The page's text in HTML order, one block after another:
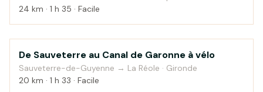
24 km · 1 h 35 · Facile
Au fil de l'eau
De Sauveterre au Canal de Garonne à vélo
Sauveterre-de-Guyenne → La Réole · Gironde
20 km · 1 h 33 · Facile